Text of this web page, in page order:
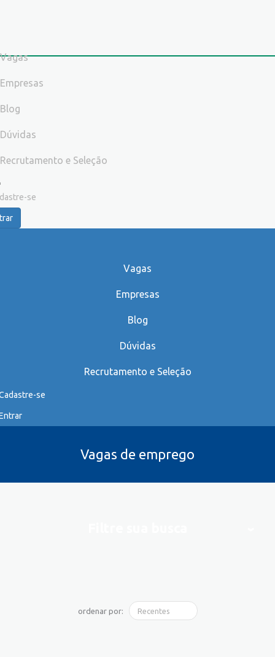
Vagas
Empresas
Blog
Dúvidas
Recrutamento e Seleção
se
Vagas
Empresas
Blog
Dúvidas
Recrutamento e Seleção
se
Vagas de emprego
ordenar por: